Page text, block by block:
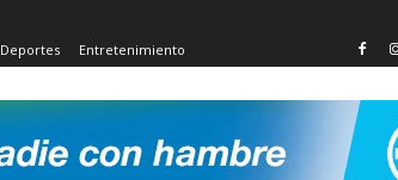
Deportes Entretenimiento